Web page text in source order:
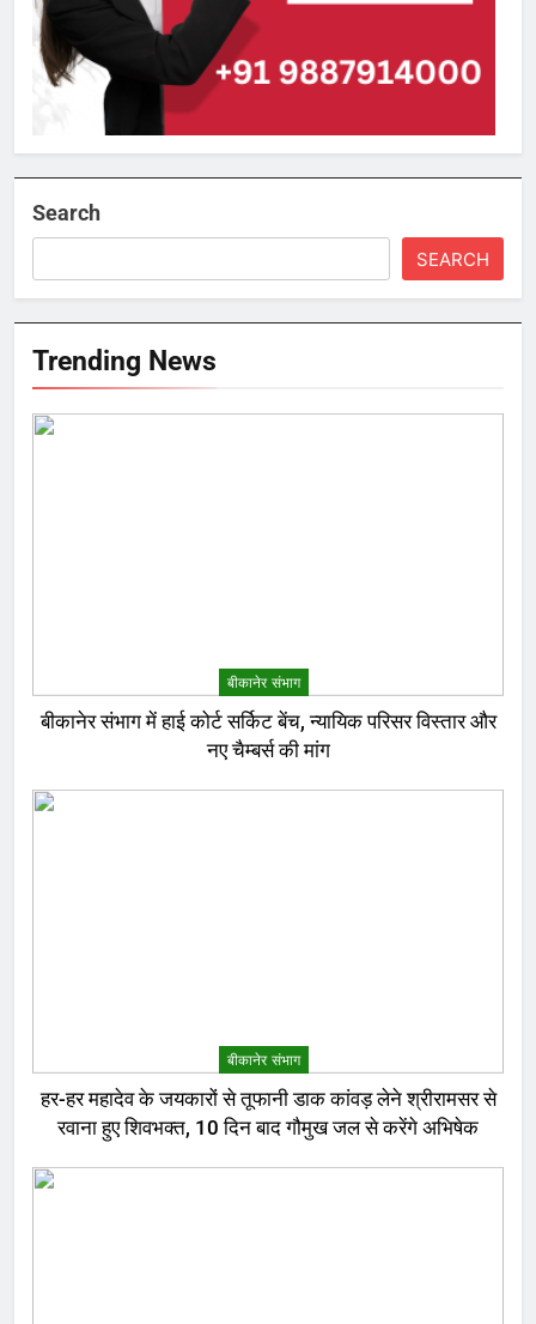
Search
SEARCH
Trending News
बीकानेर संभाग
बीकानेर संभाग में हाई कोर्ट सर्किट बेंच, न्यायिक परिसर विस्तार और
नए चैम्बर्स की मांग
बीकानेर संभाग
हर-हर महादेव के जयकारों से तूफानी डाक कांवड़ लेने श्रीरामसर से
रवाना हुए शिवभक्त, 10 दिन बाद गौमुख जल से करेंगे अभिषेक